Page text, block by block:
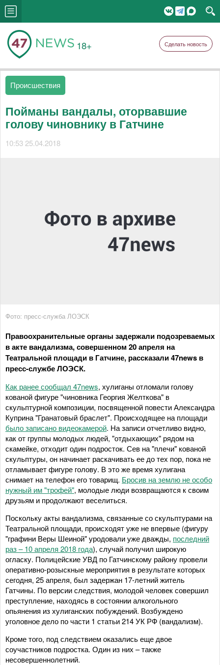
18+ Сделать новость
Происшествия
Пойманы вандалы, оторвавшие
голову чиновнику в Гатчине
10:53 25.04.2018
Фото: пресс-служба ЛОЭСК
Правоохранительные органы задержали подозреваемых
в акте вандализма, совершенном 20 апреля на
Театральной площади в Гатчине, рассказали 47news в
пресс-службе ЛОЭСК.
Как ранее сообщал 47news, хулиганы отломали голову
кованой фигуре "чиновника Георгия Желткова" в
скульптурной композиции, посвященной повести Александра
Куприна "Гранатовый браслет". Происходящее на площади
было записано видеокамерой. На записи отчетливо видно,
как от группы молодых людей, "отдыхающих" рядом на
скамейке, отходит один подросток. Сев на "плечи" кованой
скульптуры, он начинает раскачивать ее до тех пор, пока не
отламывает фигуре голову. В это же время хулигана
снимает на телефон его товарищ. Бросив на землю не особо
нужный им "трофей", молодые люди возвращаются к своим
друзьям и продолжают веселиться.
Поскольку акты вандализма, связанные со скульптурами на
Театральной площади, происходят уже не впервые (фигуру
"графини Веры Шеиной" уродовали уже дважды, последний
раз – 10 апреля 2018 года), случай получил широкую
огласку. Полицейские УВД по Гатчинскому району провели
оперативно-розыскные мероприятия в результате которых
сегодня, 25 апреля, был задержан 17-летний житель
Гатчины. По версии следствия, молодой человек совершил
преступление, находясь в состоянии алкогольного
опьянения из хулиганских побуждений. Возбуждено
уголовное дело по части 1 статьи 214 УК РФ (вандализм).
Кроме того, под следствием оказались еще двое
соучастников подростка. Один из них – также
несовершеннолетний.